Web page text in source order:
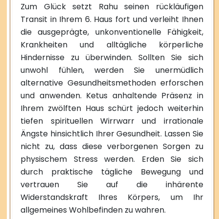
Zum Glück setzt Rahu seinen rückläufigen
Transit in Ihrem 6. Haus fort und verleiht Ihnen
die ausgeprägte, unkonventionelle Fähigkeit,
Krankheiten und alltägliche körperliche
Hindernisse zu überwinden. Sollten Sie sich
unwohl fühlen, werden Sie unermüdlich
alternative Gesundheitsmethoden erforschen
und anwenden. Ketus anhaltende Präsenz in
Ihrem zwölften Haus schürt jedoch weiterhin
tiefen spirituellen Wirrwarr und irrationale
Ängste hinsichtlich Ihrer Gesundheit. Lassen Sie
nicht zu, dass diese verborgenen Sorgen zu
physischem Stress werden. Erden Sie sich
durch praktische tägliche Bewegung und
vertrauen Sie auf die inhärente
Widerstandskraft Ihres Körpers, um Ihr
allgemeines Wohlbefinden zu wahren.